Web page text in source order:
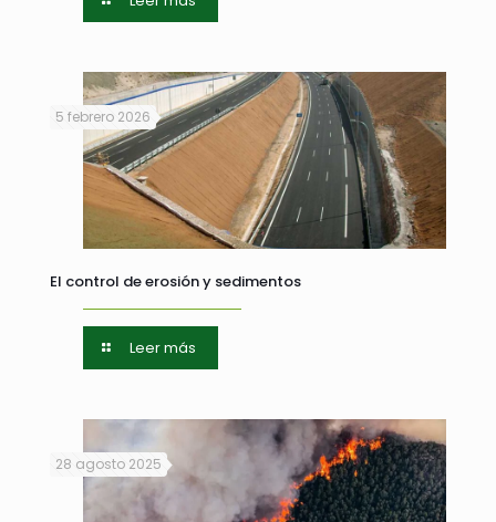
5 febrero 2026
El control de erosión y sedimentos
Leer más
28 agosto 2025